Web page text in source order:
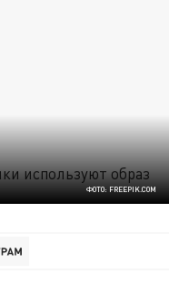
ФОТО: FREEPIK.COM